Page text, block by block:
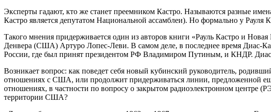
Эксперты гадают, кто же станет преемником Кастро. Называются разные
Кастро является депутатом Национальной ассамблеи). Но формально у
Такого мнения придерживается один из авторов книги «Рауль Кастро и
Денвера (США) Артуро Лопес-Леви. В самом деле, в последнее время Диас-
России, где был принят президентом РФ Владимиром Путиным, и КНДР.
Возникает вопрос: как поведет себя новый кубинский руководитель,
отношениях с США, или продолжит придерживаться линии, предложенной
отношениях, в частности по вопросу о закрытом радиоэлектронном центре
территории США?